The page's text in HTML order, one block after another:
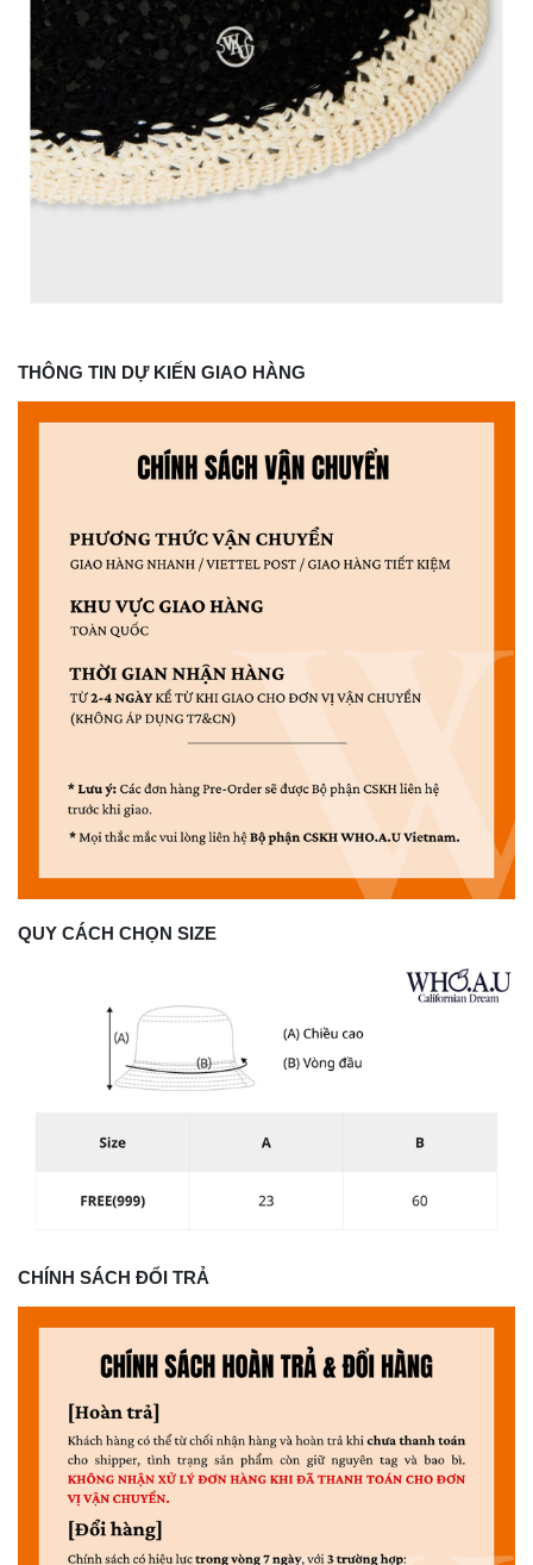
THÔNG TIN DỰ KIẾN GIAO HÀNG
QUY CÁCH CHỌN SIZE
CHÍNH SÁCH ĐỔI TRẢ